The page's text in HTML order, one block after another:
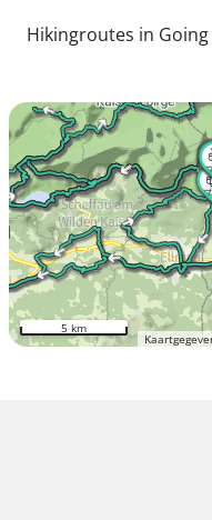
Hikingroutes in
5 km